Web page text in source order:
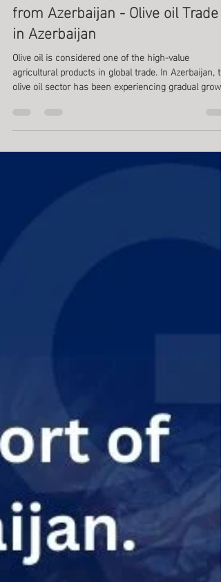
Export and import in Azerbaijan
Import and Export of Olive oil
from Azerbaijan - Olive oil Trade
in Azerbaijan
in recent years. Import and Export of Olive oil from